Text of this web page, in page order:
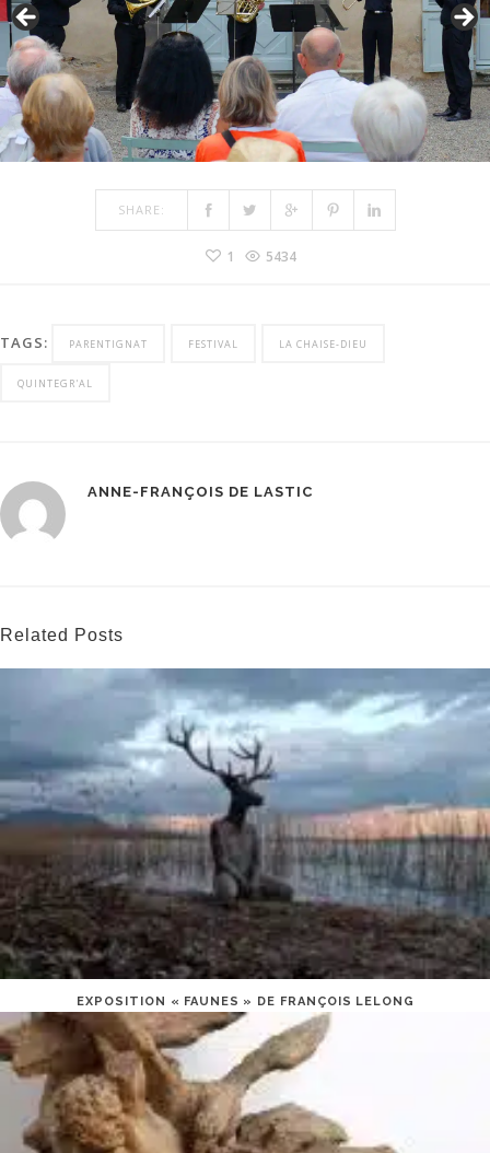
SHARE:
1 5434
TAGS: PARENTIGNAT FESTIVAL LA CHAISE-DIEU
QUINTEGR'AL
ANNE-FRANÇOIS DE LASTIC
Related Posts
EXPOSITION « FAUNES » DE FRANÇOIS LELONG